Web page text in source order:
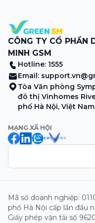
CÔNG TY CỔ PHẦN
MINH GSM
Hotline: 1555
Email:
Tòa Văn phòng
đô thị Vinhomes
phố Hà Nội, Việt Nam
MẠNG XÃ HỘI
Mã số doanh nghiệp:
phố Hà Nội cấp lần đầu
Giấy phép vận tải số